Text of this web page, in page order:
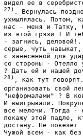
27) . Вернулась
ухмылялась. Потом,
нас - меня и Татку,
из этой грязи ! И
- загнись,
серые, чуть навыкат,
с занесенной для
со стороны - Отелло
28) , как тут
организовать свой
"неформалами" ? В
И выигрывали.
все мелочи. Тогда -
покажу этой падле,
достану. Не
Чужой всем - как